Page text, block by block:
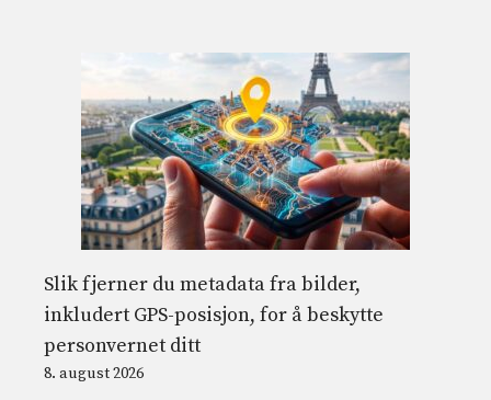
Slik fjerner du metadata fra bilder,
inkludert GPS-posisjon, for å beskytte
personvernet ditt
8. august 2026